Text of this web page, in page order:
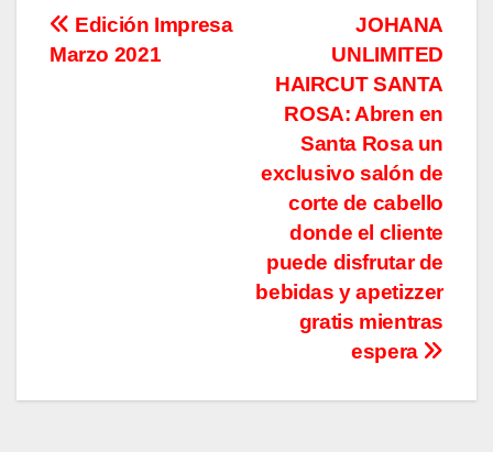
Navegación
JOHANA
UNLIMITED
HAIRCUT SANTA
ROSA: Abren en
Santa Rosa un
exclusivo salón de
corte de cabello
donde el cliente
puede disfrutar de
bebidas y apetizzer
gratis mientras
espera
Edición Impresa
Marzo 2021